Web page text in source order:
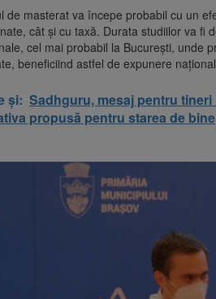
de masterat va începe probabil cu un
cât și cu taxă. Durata studiilor va fi
cel mai probabil la București, unde
beneficiind astfel de expunere
și: Sadhguru, mesaj pentru
propusă pentru starea de bine